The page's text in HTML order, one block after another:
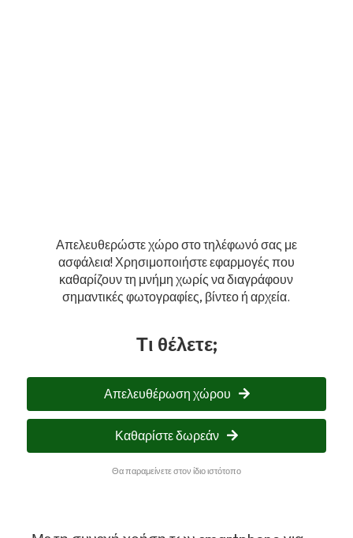
Απελευθερώστε χώρο στο τηλέφωνό σας με
ασφάλεια! Χρησιμοποιήστε εφαρμογές που
καθαρίζουν τη μνήμη χωρίς να διαγράφουν
σημαντικές φωτογραφίες, βίντεο ή αρχεία.
Τι θέλετε;
Απελευθέρωση χώρου
Καθαρίστε δωρεάν
Θα παραμείνετε στον ίδιο ιστότοπο